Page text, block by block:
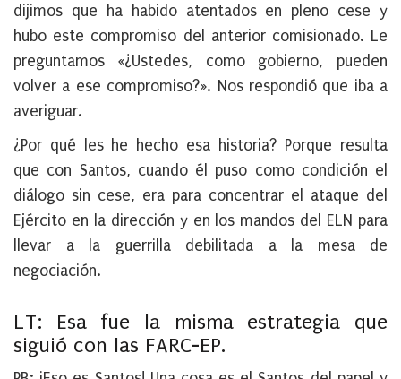
dijimos que ha habido atentados en pleno cese y
hubo este compromiso del anterior comisionado. Le
preguntamos «¿Ustedes, como gobierno, pueden
volver a ese compromiso?». Nos respondió que iba a
averiguar.
¿Por qué les he hecho esa historia? Porque resulta
que con Santos, cuando él puso como condición el
diálogo sin cese, era para concentrar el ataque del
Ejército en la dirección y en los mandos del ELN para
llevar a la guerrilla debilitada a la mesa de
negociación.
LT: Esa fue la misma estrategia que
siguió con las FARC-EP.